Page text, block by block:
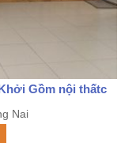
Gồm nội thấtc
Nai